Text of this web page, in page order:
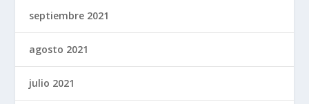
septiembre 2021
agosto 2021
julio 2021